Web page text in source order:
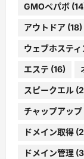
GMOペパボ
アウトドア (18)
ウェブホスティ
エステ (16)
スピークエル
チャップアップ
ドメイン取得
ドメイン管理